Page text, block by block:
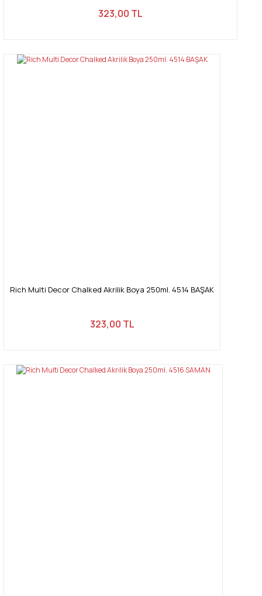
323,00 TL
Rich Multi Decor Chalked Akrilik Boya 250ml. 4514 BAŞAK
323,00 TL